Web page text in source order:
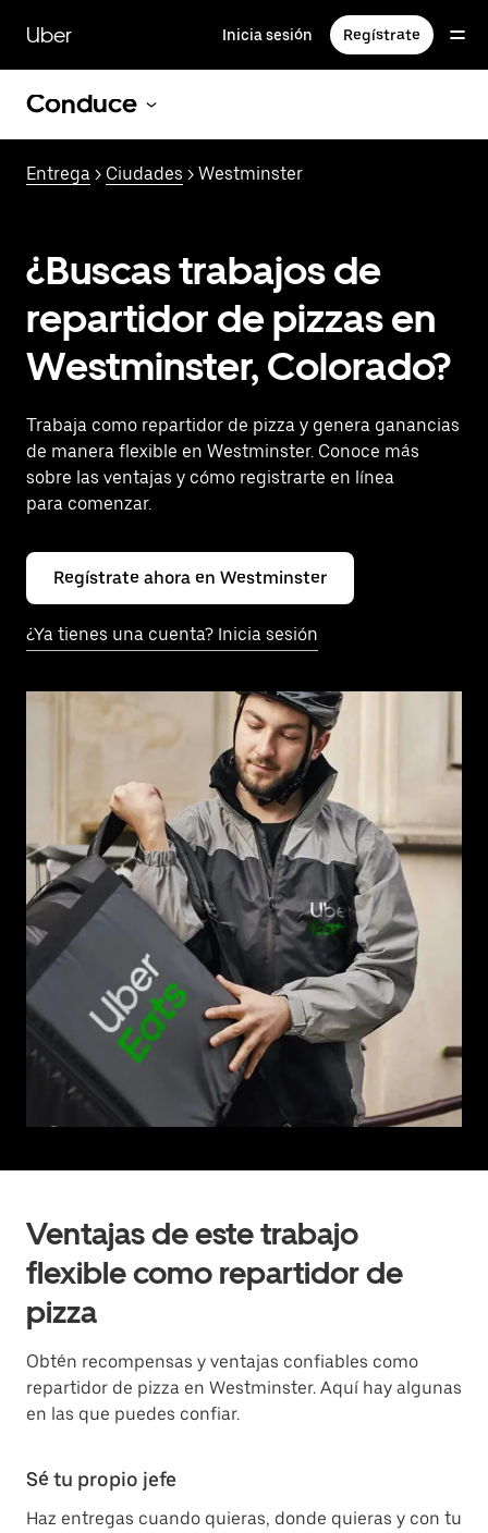
contenido
principal
Uber Inicia sesión Regístrate
Conduce
Entrega > Ciudades > Westminster
¿Buscas trabajos de
repartidor de pizzas en
Westminster, Colorado?
Trabaja como repartidor de pizza y genera ganancias
de manera flexible en Westminster. Conoce más
sobre las ventajas y cómo registrarte en línea
para comenzar.
Regístrate ahora en Westminster
¿Ya tienes una cuenta? Inicia sesión
Ventajas de este trabajo
flexible como repartidor de
pizza
Obtén recompensas y ventajas confiables como
repartidor de pizza en Westminster. Aquí hay algunas
en las que puedes confiar.
Sé tu propio jefe
Haz entregas cuando quieras, donde quieras y con tu